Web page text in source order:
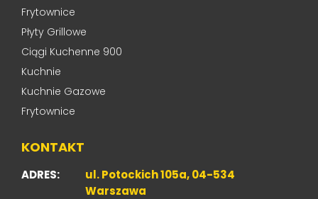
Frytownice
Płyty Grillowe
Ciągi Kuchenne 900
Kuchnie
Kuchnie Gazowe
Frytownice
KONTAKT
ADRES:
ul. Potockich 105a, 04-534
Warszawa